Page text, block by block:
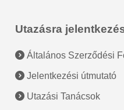
Utazásra
Általános Szerződési
Jelentkezési útmutató
Utazási Tanácsok